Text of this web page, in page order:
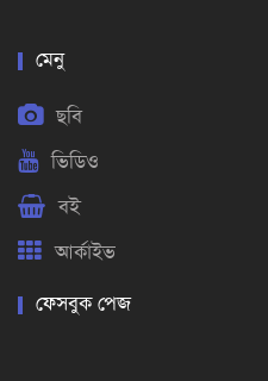
মেনু
ছবি
ভিডিও
বই
আর্কাইভ
ফেসবুক পেজ